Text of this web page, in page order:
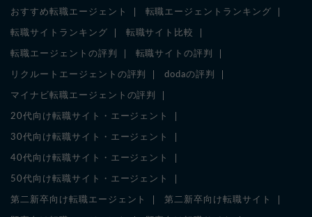
おすすめ転職エージェント 転職エージェントランキング
転職サイトランキング 転職サイト比較
転職エージェントの評判 転職サイトの評判
リクルートエージェントの評判 dodaの評判
マイナビ転職エージェントの評判
20代向け転職サイト・エージェント
30代向け転職サイト・エージェント
40代向け転職サイト・エージェント
50代向け転職サイト・エージェント
第二新卒向け転職エージェント 第二新卒向け転職サイト